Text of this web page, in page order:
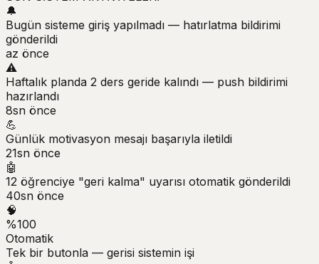
🔔
Bugün sisteme giriş yapılmadı — hatırlatma bildirimi
gönderildi
az önce
⚠️
Haftalık planda 2 ders geride kalındı — push bildirimi
hazırlandı
8sn önce
💪
Günlük motivasyon mesajı başarıyla iletildi
21sn önce
🤖
12 öğrenciye "geri kalma" uyarısı otomatik gönderildi
40sn önce
🧠
%100
Otomatik
Tek bir butonla — gerisi sistemin işi